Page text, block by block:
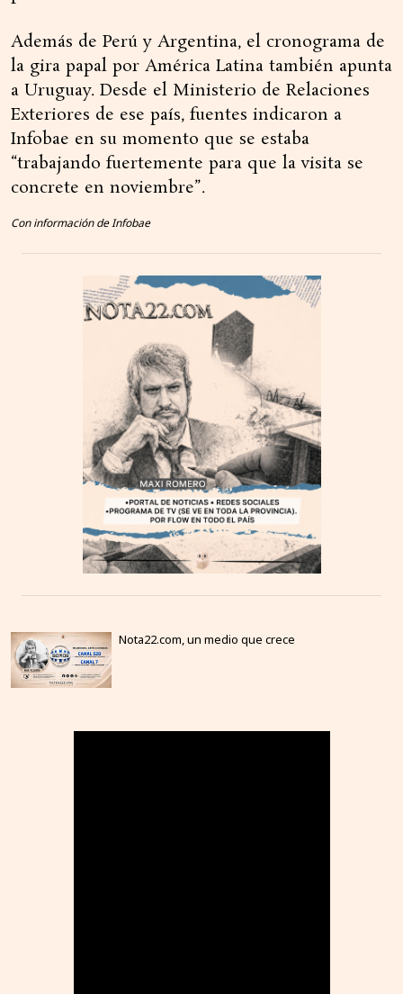
Además de Perú y Argentina, el cronograma de
la gira papal por América Latina también apunta
a Uruguay. Desde el Ministerio de Relaciones
Exteriores de ese país, fuentes indicaron a
Infobae en su momento que se estaba
“trabajando fuertemente para que la visita se
concrete en noviembre”.
Con información de Infobae
Nota22.com, un medio que crece